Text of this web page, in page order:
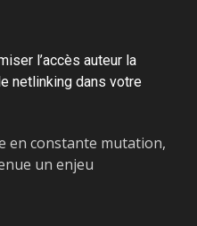
l’accès auteur la
netlinking dans votre
en constante mutation,
un enjeu